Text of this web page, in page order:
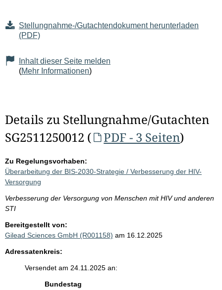
Stellungnahme-/Gutachtendokument herunterladen
(PDF)
Inhalt dieser Seite melden
(Mehr Informationen)
Details zu Stellungnahme/Gutachten
SG2511250012 (
PDF - 3 Seiten)
Zu Regelungsvorhaben:
Überarbeitung der BIS-2030-Strategie / Verbesserung der HIV-
Versorgung
Verbesserung der Versorgung von Menschen mit HIV und anderen
STI
Bereitgestellt von:
Gilead Sciences GmbH (R001158) am 16.12.2025
Adressatenkreis:
Versendet am 24.11.2025 an:
Bundestag